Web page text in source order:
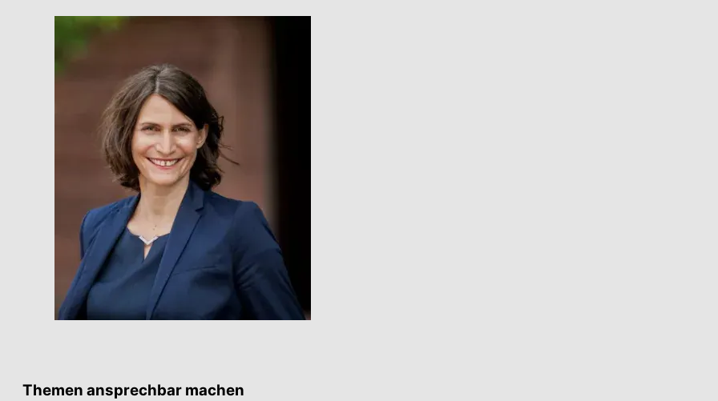
Themen ansprechbar machen